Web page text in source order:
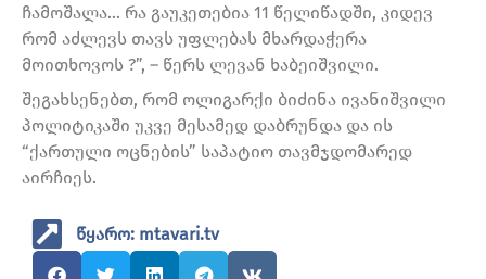
ჩამოშალა… რა გაუკეთებია 11 წელიწადში, კიდევ
რომ აძლევს თავს უფლებას მხარდაჭერა
მოითხოვოს ?”, – წერს ლევან ხაბეიშვილი.
შეგახსენებთ, რომ ოლიგარქი ბიძინა ივანიშვილი
პოლიტიკაში უკვე მესამედ დაბრუნდა და ის
“ქართული ოცნების” საპატიო თავმჯდომარედ
აირჩიეს.
წყარო: mtavari.tv